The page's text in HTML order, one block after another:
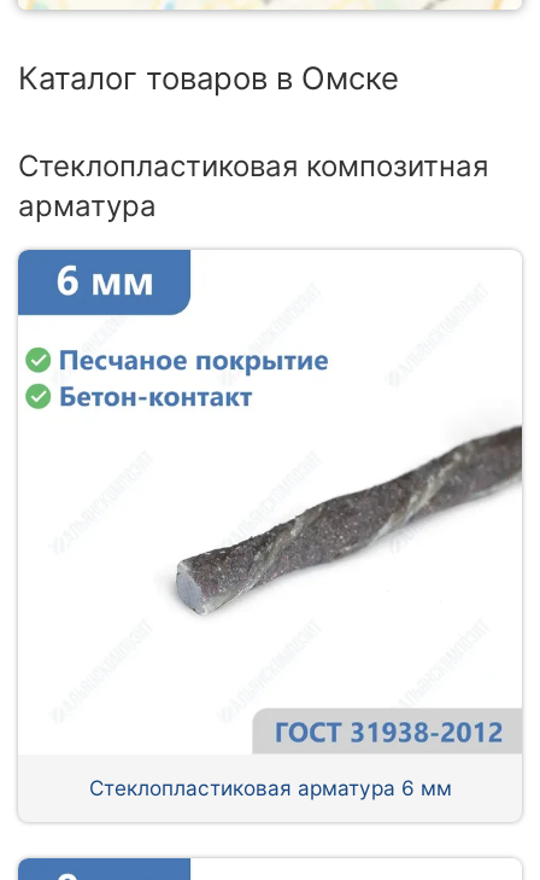
Каталог товаров в Омске
Стеклопластиковая композитная
арматура
Стеклопластиковая арматура 6 мм